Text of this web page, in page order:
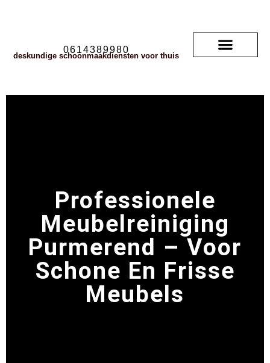
0614389980
deskundige schoonmaakdiensten voor thuis
Professionele
Meubelreiniging
Purmerend – Voor
Schone En Frisse
Meubels